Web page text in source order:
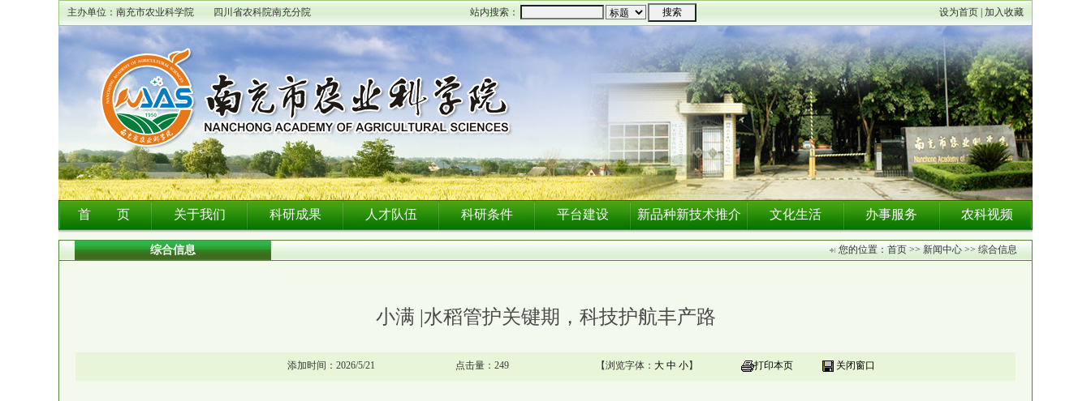
主办单位：南充市农业科学院 四川省农科院南充分院 站内搜索： 设为首页 | 加入收藏
首 页 关于我们 科研成果 人才队伍 科研条件 平台建设 新品种新技术推介 文化生活 办事服务 农科视频
综合信息 您的位置：首页 >> 新闻中心 >> 综合信息
小满 |水稻管护关键期，科技护航丰产路
添加时间：2026/5/21 点击量：249 【浏览字体： 大 中 小】 打印本页 关闭窗口